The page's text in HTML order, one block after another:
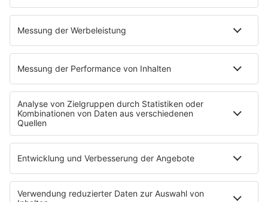
Niemand muss ein Promi sein
PROGRAMM
Mit den Waffeln einer Frau
SERVICE
Empfang
barba radio App
Impressum
Datenschutz Facebook & Instagram
Datenschutzeinstellungen